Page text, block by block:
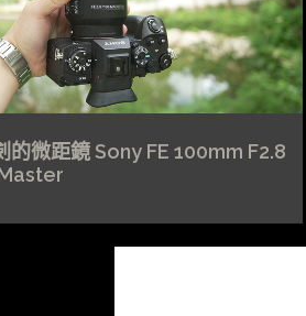
的微距鏡 Sony FE 100mm F2.8